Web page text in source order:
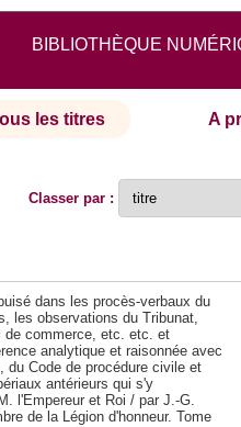
BIBLIOTHÈQUE
les titres A
Classer par :
dans les procès-verbaux du
les observations du Tribunat,
de commerce, etc. etc. et
analytique et raisonnée avec
du Code de procédure civile et
antérieurs qui s'y
l'Empereur et Roi / par J.-G.
de la Légion d'honneur. Tome